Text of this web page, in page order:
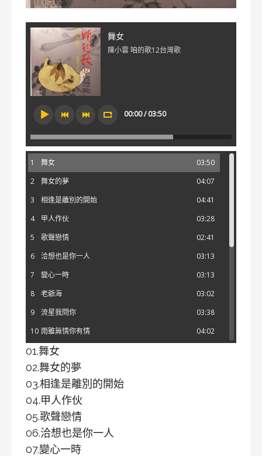
舞女
陳小雲 咱的歌12台灣歌
00:00 / 03:50
1 03:50
舞女
2
04:07
舞女的夢
3
04:41
相逢是離別的開始
4
03:28
甲人作伙
5
02:41
歌聲戀情
6
03:13
洽想也是你一人
7
03:13
變心一時
8
03:02
老爺海
9
03:38
流星我問你
10
04:02
雨雖無情你有情
11 你著忍耐
12 無奈、無奈
13 台北迎城隍
14
迎媽祖之夜
15 遊夜街
文雅灣梭羅
01.舞女
02.舞女的夢
03.相逢是離別的開始
04.甲人作伙
05.歌聲戀情
06.洽想也是你一人
07.變心一時